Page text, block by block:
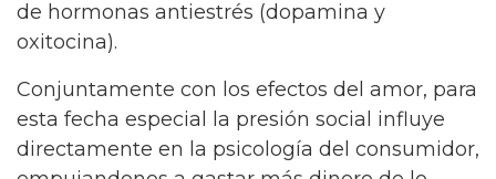
de hormonas antiestrés (dopamina y
oxitocina).
Conjuntamente con los efectos del amor, para
esta fecha especial la presión social influye
directamente en la psicología del consumidor,